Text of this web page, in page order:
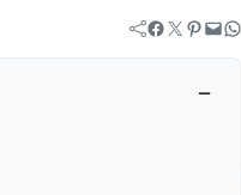
Facebook Twitter Pinterest Mail WhatsApp
−